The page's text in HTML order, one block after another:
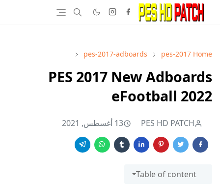
Home
pes-2017
pes-2017-adboards
PES 2017 New Adboards
eFootball 2022
PES HD PATCH 13 أغسطس, 2021
Table of content